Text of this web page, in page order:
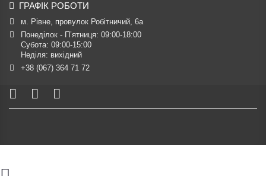
ГРАФІК РОБОТИ
м. Рівне, провулок Робітничий, 6а
Понеділок - П’ятниця: 09:00-18:00
Субота: 09:00-15:00
Неділя: вихідний
+38 (067) 364 71 72